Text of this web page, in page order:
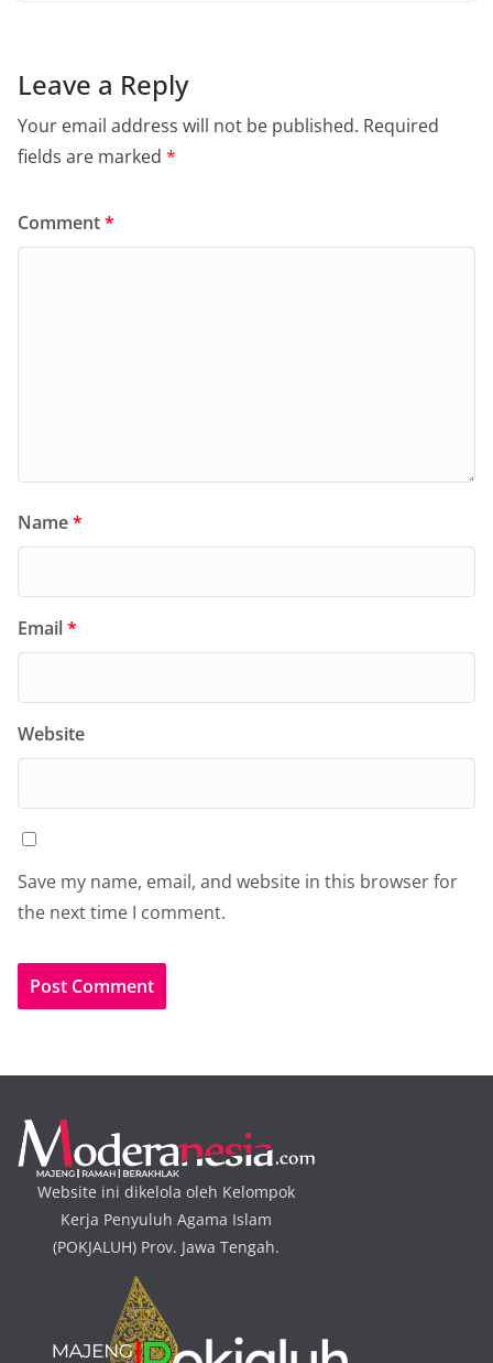
Leave a Reply
Your email address will not be published. Required
fields are marked *
Comment*
Name*
Email*
Website
Save my name, email, and website in this browser for
the next time I comment.
Website ini dikelola oleh Kelompok
Kerja Penyuluh Agama Islam
(POKJALUH) Prov. Jawa Tengah.